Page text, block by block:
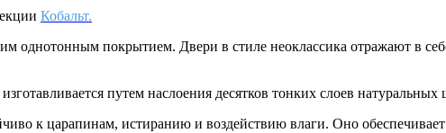
Кобальт.
однотонным покрытием. Двери в стиле неоклассика отражают в
путем наслоения десятков тонких слоев
к царапинам, истиранию и воздействию влаги. Оно